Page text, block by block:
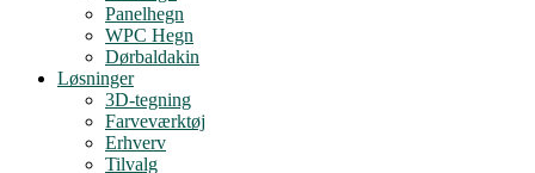
Panelhegn
WPC Hegn
Dørbaldakin
Løsninger
3D-tegning
Farveværktøj
Erhverv
Tilvalg